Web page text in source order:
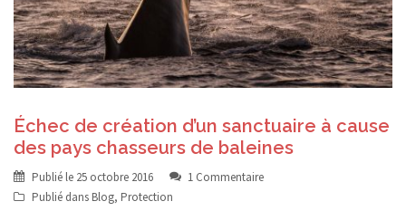
Échec de création d’un sanctuaire à cause
des pays chasseurs de baleines
Publié le 25 octobre 2016
1 Commentaire
Publié dans Blog, Protection